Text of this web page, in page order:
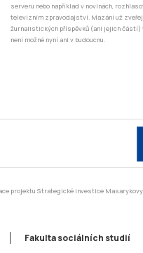
serveru nebo například v novinách,
televizním zpravodajství. Mazání už
žurnalistických příspěvků (ani jejich částí)
není možné nyní ani v budoucnu.
projektu Strategické investice
Fakulta sociálních studií